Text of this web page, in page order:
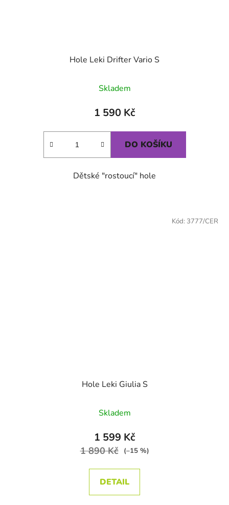
Hole Leki Drifter Vario S
Skladem
1 590 Kč
DO KOŠÍKU
Dětské "rostoucí" hole
Hole Leki Giulia S
Skladem
1 599 Kč
1 890 Kč (–15 %)
DETAIL
Kód: 3777/CER